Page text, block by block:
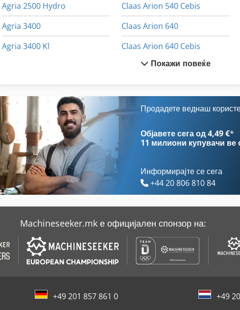
Agria 2500 Hydro
Agria 3400
Agria 3400 Kl
Ammann Av 20
Claas Ares 557
Claas Arion 540 Cebis
Claas Arion 640
Claas Arion 640 Cebis
Claas Axion 820
Claas Axion 840 Cmatic
Покажи повеќе
Продадете веднаш
Објавете сега од 4,49 €*
11 милиони купувачи ве
Информирајте се сега
+44 20 806 810 84
Machineseeker.mk е официјален спонзор на:
+49 201 857 861 0
+49